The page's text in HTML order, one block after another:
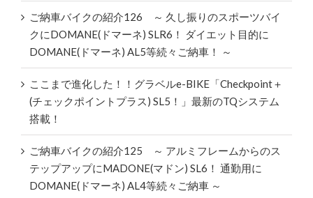
ご納車バイクの紹介126 ～ 久し振りのスポーツバイ
クにDOMANE(ドマーネ) SLR6！ ダイエット目的に
DOMANE(ドマーネ) AL5等続々ご納車！ ～
ここまで進化した！！グラベルe-BIKE「Checkpoint＋
(チェックポイントプラス) SL5！」最新のTQシステム
搭載！
ご納車バイクの紹介125 ～ アルミフレームからのス
テップアップにMADONE(マドン) SL6！ 通勤用に
DOMANE(ドマーネ) AL4等続々ご納車 ～